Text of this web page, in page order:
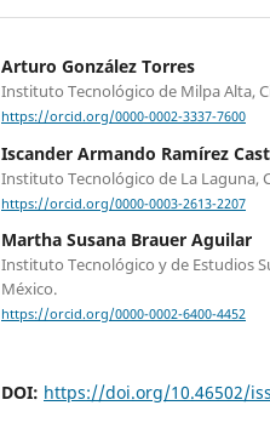
Arturo González Torres
Instituto Tecnológico de Milpa Alta,
https://orcid.org/0000-0002-3337-7600
Iscander Armando Ramírez
Instituto Tecnológico de La Laguna,
https://orcid.org/0000-0003-2613-2207
Martha Susana Brauer Aguilar
Instituto Tecnológico y de Estudios
México.
https://orcid.org/0000-0002-6400-4452
DOI: https://doi.org/10.46502/